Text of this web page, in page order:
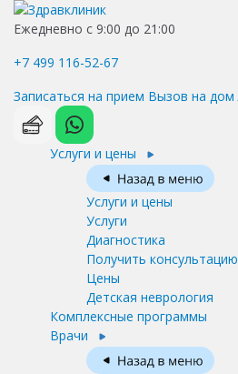
Ежедневно с 9:00 до 21:00
+7 499 116-52-67
Записаться на прием Вызов на дом
Услуги и цены
Услуги и цены
Услуги
Диагностика
Получить консультацию
Цены
Детская неврология
Комплексные программы
Врачи